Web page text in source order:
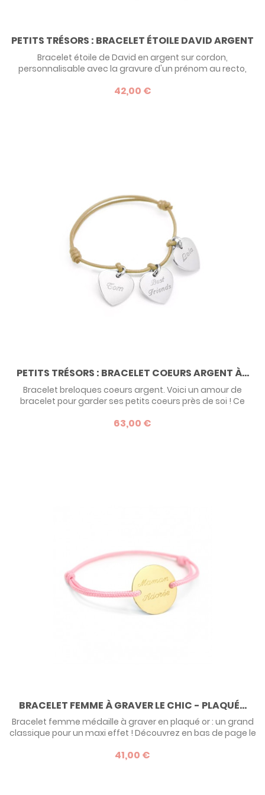
PETITS TRÉSORS : BRACELET ÉTOILE DAVID ARGENT
Bracelet étoile de David en argent sur cordon,
personnalisable avec la gravure d'un prénom au recto,
idée de cadeau pour une Bar Mitzvah.
42,00 €
PETITS TRÉSORS : BRACELET COEURS ARGENT À...
Bracelet breloques coeurs argent. Voici un amour de
bracelet pour garder ses petits coeurs près de soi ! Ce
bijoux personnalisables. Vous pouvez ajouter jusqu'à 6
63,00 €
BRACELET FEMME À GRAVER LE CHIC - PLAQUÉ...
Bracelet femme médaille à graver en plaqué or : un grand
classique pour un maxi effet ! Découvrez en bas de page le
41,00 €